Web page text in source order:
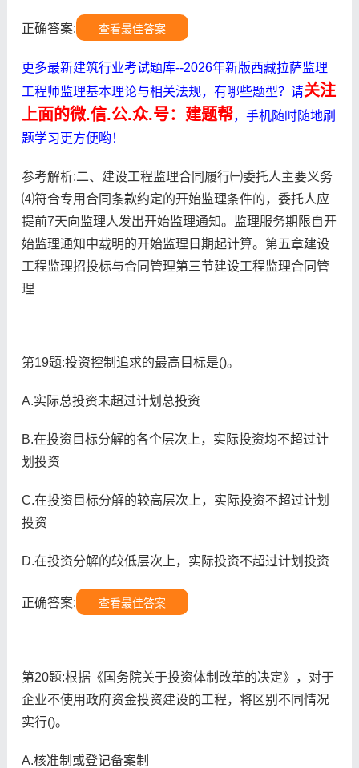
正确答案: 查看最佳答案
更多最新建筑行业考试题库--2026年新版西藏拉萨监理
工程师监理基本理论与相关法规，有哪些题型？请关注
上面的微.信.公.众.号：建题帮，手机随时随地刷
题学习更方便哟！
参考解析:二、建设工程监理合同履行㈠委托人主要义务
⑷符合专用合同条款约定的开始监理条件的，委托人应
提前7天向监理人发出开始监理通知。监理服务期限自开
始监理通知中载明的开始监理日期起计算。第五章建设
工程监理招投标与合同管理第三节建设工程监理合同管
理
第19题:投资控制追求的最高目标是()。
A.实际总投资未超过计划总投资
B.在投资目标分解的各个层次上，实际投资均不超过计
划投资
C.在投资目标分解的较高层次上，实际投资不超过计划
投资
D.在投资分解的较低层次上，实际投资不超过计划投资
正确答案: 查看最佳答案
第20题:根据《国务院关于投资体制改革的决定》，对于
企业不使用政府资金投资建设的工程，将区别不同情况
实行()。
A.核准制或登记备案制